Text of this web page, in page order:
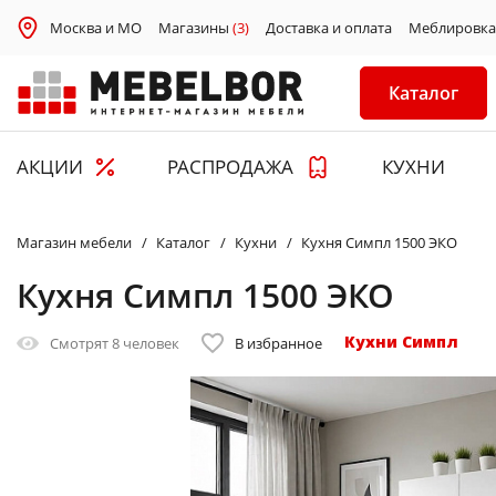
Москва и МО Магазины (3) Доставка и оплата Меблировка
Каталог
АКЦИИ РАСПРОДАЖА КУХНИ
Магазин мебели Каталог Кухни Кухня Симпл 1500 ЭКО
Кухня Симпл 1500 ЭКО
Смотрят8 человек В избранное Кухни Симпл